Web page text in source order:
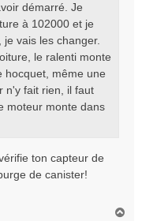
démarré. Je
à 102000 et je
vais les changer.
le ralenti monte
hocquet, même une
n'y fait rien, il faut
moteur monte dans
ton capteur de
de canister!